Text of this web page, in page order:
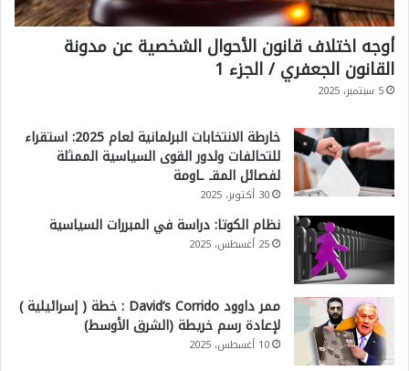
أوجه اختلاف قانون الأحوال الشخصية عن مدونة
القانون الجعفري / الجزء 1
5 سبتمبر، 2025
خارطة الانتخابات البرلمانية لعام 2025: استقراء
للتحالفات ولدور القوى السياسية الممثلة
لفصائل المقـ ـاومة
30 أكتوبر، 2025
نظام الكوتا: دراسة في المبررات السياسية
25 أغسطس، 2025
ممر داوود David’s Corrido : خطة ( إسرائيلية )
لإعادة رسم خريطة (الشرق الأوسط)
10 أغسطس، 2025